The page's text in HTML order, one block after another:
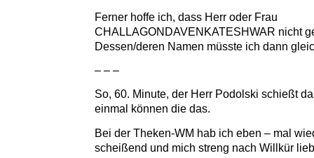
Ferner hoffe ich, dass Herr oder Frau
CHALLAGONDAVENKATESHWAR nicht
Dessen/deren Namen müsste ich dann
– – –
So, 60. Minute, der Herr Podolski schießt
einmal können die das.
Bei der Theken-WM hab ich eben – mal
scheißend und mich streng nach Willkür